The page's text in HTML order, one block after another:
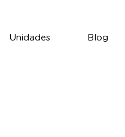
Unidades Blog